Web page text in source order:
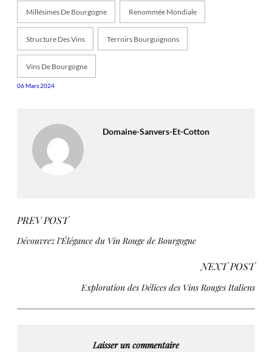
Millésimes De Bourgogne Renommée Mondiale
Structure Des Vins Terroirs Bourguignons
Vins De Bourgogne
06 Mars 2024
Domaine-Sanvers-Et-Cotton
PREV POST
Découvrez l’Élégance du Vin Rouge de Bourgogne
NEXT POST
Exploration des Délices des Vins Rouges Italiens
Laisser un commentaire